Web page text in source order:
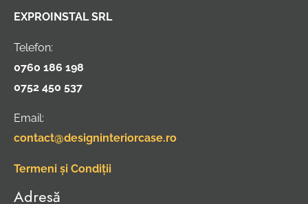
EXPROINSTAL SRL
Telefon:
0760 186 198
0752 450 537
Email:
contact@designinteriorcase.ro
Termeni și Condiții
Adresă